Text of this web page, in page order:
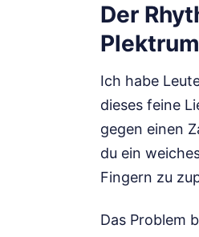
Der
Plektrum
Ich habe
dieses feine
gegen einen
du ein
Fingern zu
Das Problem